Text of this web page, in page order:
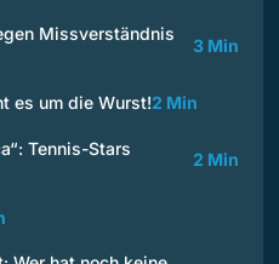
Missverständnis
3 Min
es um die Wurst!2 Min
Tennis-Stars
2 Min